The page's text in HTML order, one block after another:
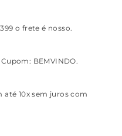
o frete é nosso.
BEMVINDO.
10x sem juros com